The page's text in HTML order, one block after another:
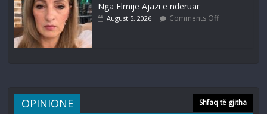
Nga Elmije Ajazi e nderuar
August 5, 2026 Comments Off
OPINIONE Shfaq të gjitha